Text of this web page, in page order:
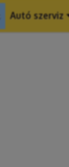
Autó szerviz